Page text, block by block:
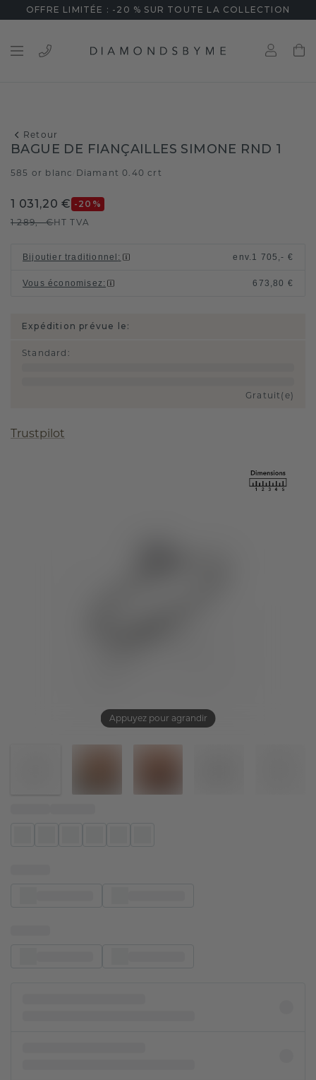
OFFRE LIMITÉE : -20 % SUR TOUTE LA COLLECTION
Retour
Appuyez pour agrandir
BAGUE DE FIANÇAILLES SIMONE RND 1
585 or blanc Diamant 0.40 crt
1 031,20 € -20 %
1 289,- €HT TVA
Bijoutier traditionnel : env. 1 705,- €
Vous économisez: 673,80 €
Expédition prévue le:
Standard :
Gratuit(e)
Trustpilot